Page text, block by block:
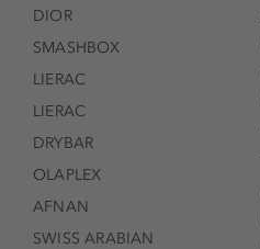
DIOR
SMASHBOX
LIERAC
LIERAC
DRYBAR
OLAPLEX
AFNAN
SWISS ARABIAN